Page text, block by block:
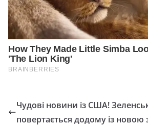
Чудові новини із США!
повертається додому із новою